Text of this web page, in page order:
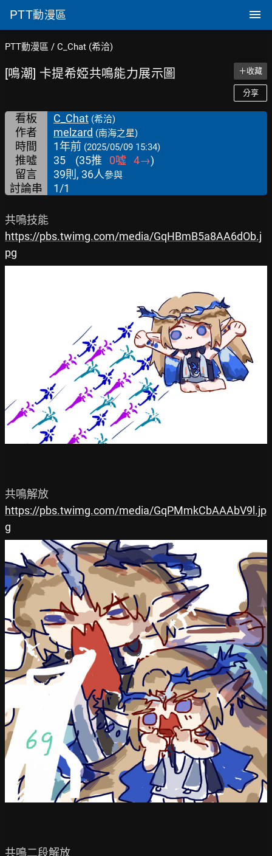
PTT動漫區
PTT動漫區 / C_Chat (希洽)
[鳴潮] 卡提希婭共鳴能力展示圖 ＋收藏
分享
看板 C_Chat (希洽)
作者 melzard (南海之星)
時間 1年前 (2025/05/09 15:34)
推噓 35 (35推 0噓 4→)
留言
39則, 36人參與
討論串 1/1
https://pbs.twimg.com/media/GqHBmB5a8AA6dOb.j
pg
https://pbs.twimg.com/media/GqPMmkCbAAAbV9l.jp
g